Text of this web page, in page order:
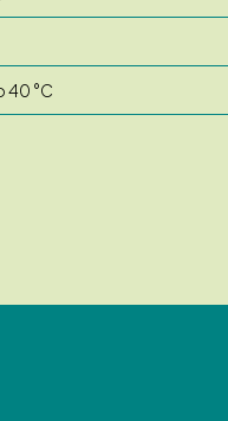
40 °C